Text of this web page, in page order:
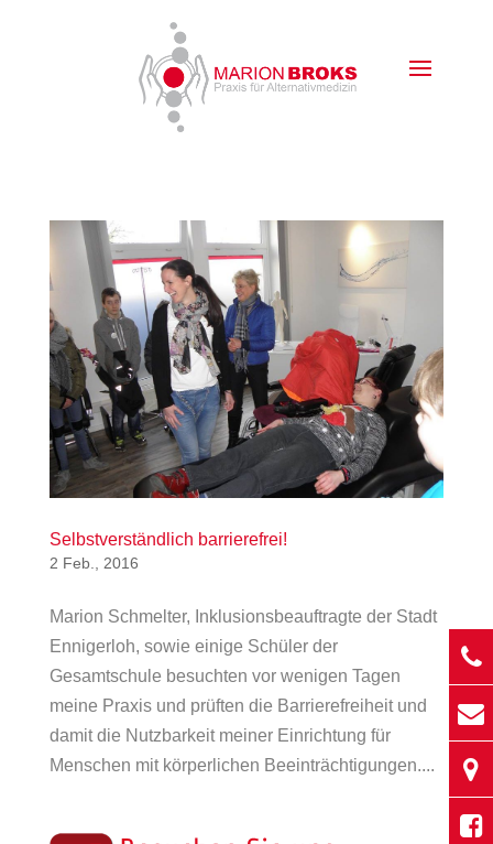
Selbstverständlich barrierefrei!
2 Feb., 2016
Marion Schmelter, Inklusionsbeauftragte der Stadt
Ennigerloh, sowie einige Schüler der
Gesamtschule besuchten vor wenigen Tagen
meine Praxis und prüften die Barrierefreiheit und
damit die Nutzbarkeit meiner Einrichtung für
Menschen mit körperlichen Beeinträchtigungen....